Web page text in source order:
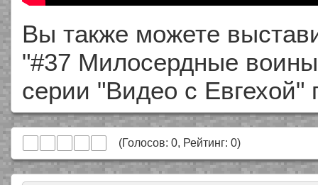
Вы также можете
"#37 Милосердные
серии "Видео с
(Голосов: 0, Рейтинг: 0)